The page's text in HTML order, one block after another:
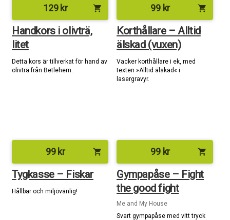
129kr shopping_cart
Handkors i olivträ,
litet
Detta kors är tillverkat för hand av
olivträ från Betlehem.
99 kr shopping_cart
Korthållare – Alltid
älskad (vuxen)
Vacker korthållare i ek, med
texten »Alltid älskad« i
lasergravyr.
99kr shopping_cart
Tygkasse – Fiskar
Hållbar och miljövänlig!
99 kr shopping_cart
Gympapåse – Fight
the good fight
Me and My House
Svart gympapåse med vitt tryck